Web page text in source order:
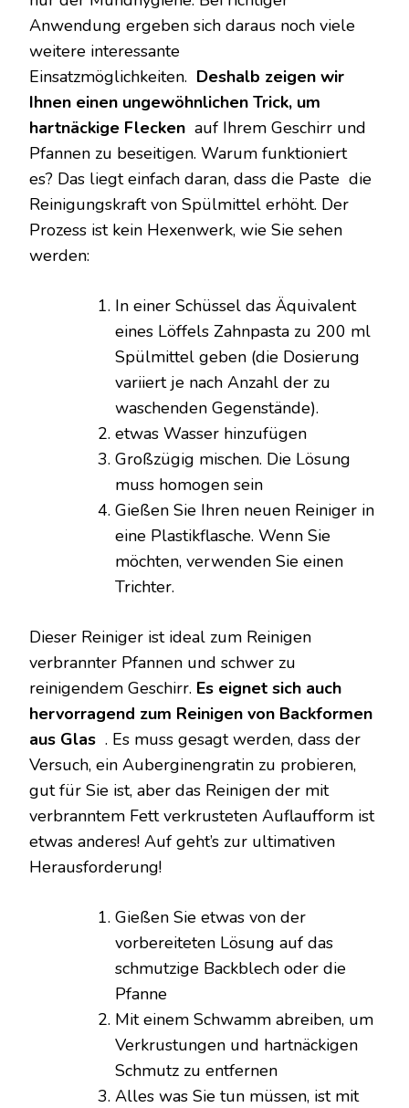
Anwendung ergeben sich daraus noch viele
weitere interessante
Einsatzmöglichkeiten. Deshalb zeigen wir
Ihnen einen ungewöhnlichen Trick, um
hartnäckige Flecken auf Ihrem Geschirr und
Pfannen zu beseitigen. Warum funktioniert
es? Das liegt einfach daran, dass die Paste die
Reinigungskraft von Spülmittel erhöht. Der
Prozess ist kein Hexenwerk, wie Sie sehen
werden:
In einer Schüssel das Äquivalent
eines Löffels Zahnpasta zu 200 ml
Spülmittel geben (die Dosierung
variiert je nach Anzahl der zu
waschenden Gegenstände).
etwas Wasser hinzufügen
Großzügig mischen. Die Lösung
muss homogen sein
Gießen Sie Ihren neuen Reiniger in
eine Plastikflasche. Wenn Sie
möchten, verwenden Sie einen
Trichter.
Dieser Reiniger ist ideal zum Reinigen
verbrannter Pfannen und schwer zu
reinigendem Geschirr. Es eignet sich auch
hervorragend zum Reinigen von Backformen
aus Glas . Es muss gesagt werden, dass der
Versuch, ein Auberginengratin zu probieren,
gut für Sie ist, aber das Reinigen der mit
verbranntem Fett verkrusteten Auflaufform ist
etwas anderes! Auf geht’s zur ultimativen
Herausforderung!
Gießen Sie etwas von der
vorbereiteten Lösung auf das
schmutzige Backblech oder die
Pfanne
Mit einem Schwamm abreiben, um
Verkrustungen und hartnäckigen
Schmutz zu entfernen
Alles was Sie tun müssen, ist mit